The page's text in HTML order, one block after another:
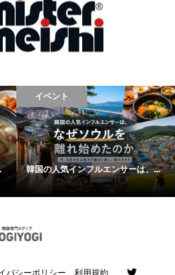
イベント
2026年、韓国の夏はここが熱い。
Z...
バシーポリシー 利用規約